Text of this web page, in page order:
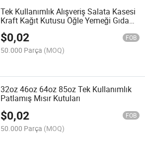
Tek Kullanımlık Alışveriş Salata Kasesi
Kraft Kağıt Kutusu Öğle Yemeği Gıda
Kabı Kutusu
$0,02 FOB
50.000 Parça (MOQ)
32oz 46oz 64oz 85oz Tek Kullanımlık
Patlamış Mısır Kutuları
$0,02 FOB
50.000 Parça (MOQ)